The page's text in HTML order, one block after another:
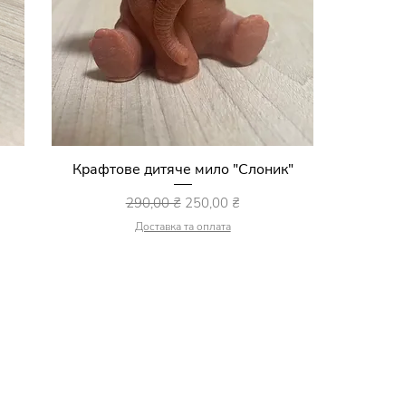
Швидкий перегляд
Крафтове дитяче мило "Слоник"
Звичайна ціна
290,00 ₴ За розпродажем
250,00 ₴
Доставка та оплата